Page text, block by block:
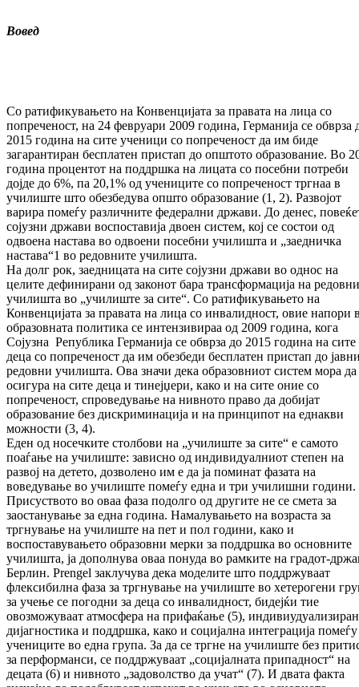
Вовед
Со ратификувањето на Конвенцијата за правата на лица со
попреченост, на 24 февруари 2009 година, Германија се обврза
2015 година на сите ученици со попреченост да им биде
загарантиран бесплатен пристап до општото образование. Во
година процентот на поддршка на лицата со посебни потреби
дојде до 6%, па 20,1% од учениците со попреченост тргнаа в
училиште што обезбедува општо образование (1, 2). Развојот
варира помеѓу различните федерални држави. До денес,
сојузни држави воспоставија двоен систем, кој се состои од
одвоена настава во одвоени посебни училишта и „заедничка
настава“1 во редовните училишта.
На долг рок, заедницата на сите сојузни држави во однос на
целите дефинирани од законот бара трансформација на
училишта во „училиште за сите“. Со ратификувањето на
Конвенцијата за правата на лица со инвалидност, овие напори
образовната политика се интензивираа од 2009 година, кога
Сојузна Република Германија се обврза до 2015 година на сите
деца со попреченост да им обезбеди бесплатен пристап до
редовни училишта. Ова значи дека образовниот систем мора
осигура на сите деца и тинејџери, како и на сите оние со
попреченост, спроведување на нивното право да добијат
образование без дискриминација и на принципот на еднакви
можности (3, 4).
Еден од носечките столбови на „училиште за сите“ е самото
поаѓање на училиште: зависно од индивидуалниот степен на
развој на детето, дозволено им е да ја поминат фазата на
воведување во училиште помеѓу една и три училишни години.
Присуството во оваа фаза подолго од другите не се смета за
заостанување за една година. Намалувањето на возраста за
тргнување на училиште на пет и пол години, како и
воспоставувањето образовни мерки за поддршка во основните
училишта, ја дополнува оваа понуда во рамките на градот-
Берлин. Prengel заклучува дека моделите што поддржуваат
флексибилна фаза за тргнување на училиште во хетерогени
за учење се погодни за деца со инвалидност, бидејќи тие
овозможуваат атмосфера на прифаќање (5),
дијагностика и поддршка, како и социјална интеграција помеѓу
учениците во една група. За да се тргне на училиште без
за перформанси, се поддржуваат „социјалната припадност“ на
децата (6) и нивното „задоволство да учат“ (7). И двата факта